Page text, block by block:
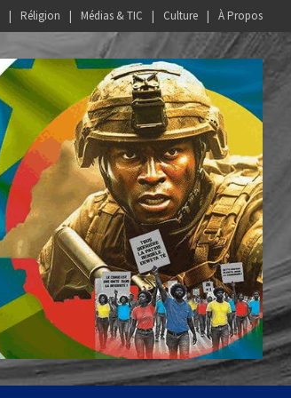
Réligion Médias & TIC Culture À Propos